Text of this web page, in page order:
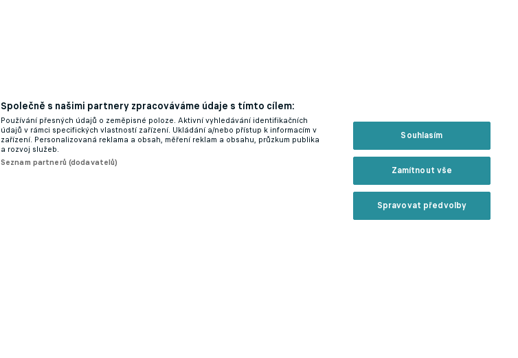
Společně s našimi partnery zpracováváme údaje s tímto cílem:
Používání přesných údajů o zeměpisné poloze. Aktivní vyhledávání identifikačních
údajů v rámci specifických vlastností zařízení. Ukládání a/nebo přístup k informacím v
zařízení. Personalizovaná reklama a obsah, měření reklam a obsahu, průzkum publika
a rozvoj služeb.
Seznam partnerů (dodavatelů)
Souhlasím
Zamítnout vše
Spravovat předvolby